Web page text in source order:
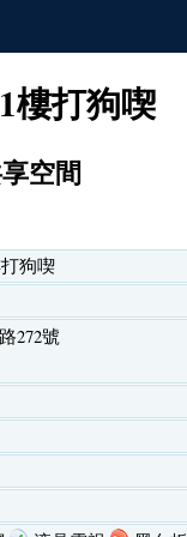
樓打狗喫
空間
狗喫
272號